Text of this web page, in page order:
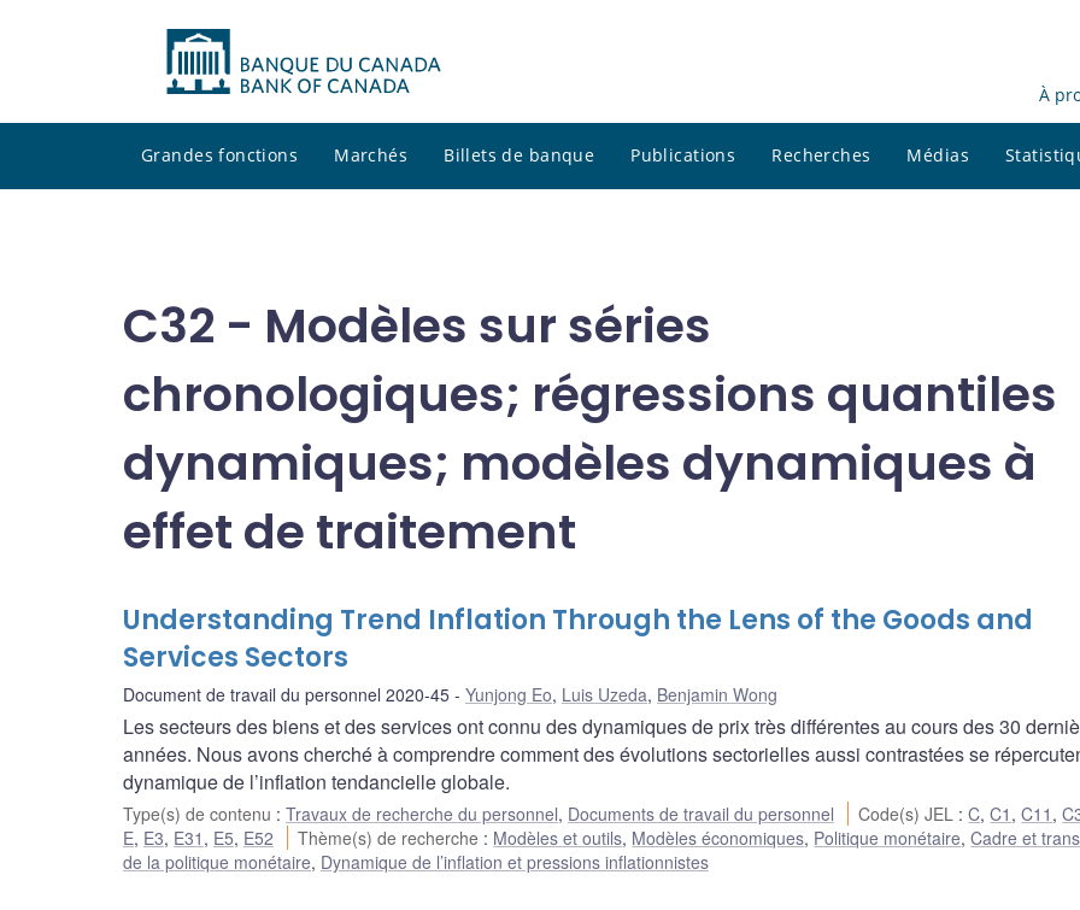
À
Grandes fonctions Marchés Billets de banque Publications Recherches Médias
C32 - Modèles sur séries
chronologiques; régressions quantiles
dynamiques; modèles dynamiques à
effet de traitement
Understanding Trend Inflation Through the Lens of the Goods and
Services Sectors
Document de travail du personnel 2020-45 Yunjong Eo, Luis Uzeda, Benjamin Wong
Les secteurs des biens et des services ont connu des dynamiques de prix très différentes au cours des 30
années. Nous avons cherché à comprendre comment des évolutions sectorielles aussi contrastées se
dynamique de l’inflation tendancielle globale.
Type(s) de contenu : Travaux de recherche du personnel, Documents de travail du personnel Code(s) JEL :C,C1 ,C11 ,
E, E3, E31 , E5, E52 Thème(s) de recherche : Modèles et outils, Modèles économiques, Politique monétaire,Cadre et
de la politique monétaire, Dynamique de l’inflation et pressions inflationnistes